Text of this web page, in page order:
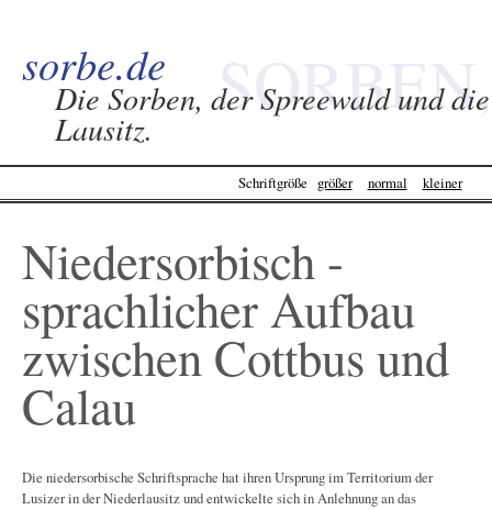
SORBEN,
SPREEWALD &
LAUSITZ -
SORBE.DE
sorbe.de
Die Sorben, der Spreewald und die
Lausitz.
Schriftgröße größer normal kleiner
Niedersorbisch -
sprachlicher Aufbau
zwischen Cottbus und
Calau
Die niedersorbische Schriftsprache hat ihren Ursprung im Territorium der
Lusizer in der Niederlausitz und entwickelte sich in Anlehnung an das